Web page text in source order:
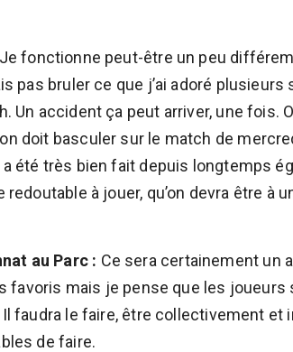
Je fonctionne peut-être un peu
pas bruler ce que j’ai adoré
Un accident ça peut arriver, une fois.
doit basculer sur le match de
été très bien fait depuis longtemps
redoutable à jouer, qu’on devra être à
au Parc : Ce sera certainement un
favoris mais je pense que les
faudra le faire, être collectivement et
de faire.